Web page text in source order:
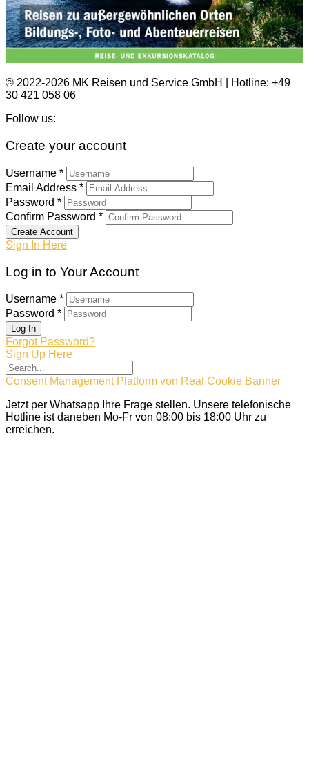
© 2022-2026 MK Reisen und Service GmbH | Hotline: +49
30 421 058 06
Follow us:
Create your account
Username *
Email Address *
Password *
Confirm Password *
Create Account
Sign In Here
Log in to Your Account
Username *
Password *
Log In
Forgot Password?
Sign Up Here
Consent Management Platform von Real Cookie Banner
Jetzt per Whatsapp Ihre Frage stellen. Unsere telefonische
Hotline ist daneben Mo-Fr von 08:00 bis 18:00 Uhr zu
erreichen.